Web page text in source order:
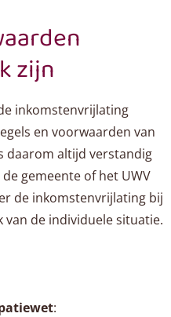
zijn
inkomstenvrijlating
en voorwaarden van
daarom altijd verstandig
gemeente of het UWV
de inkomstenvrijlating bij
van de individuele situatie.
: